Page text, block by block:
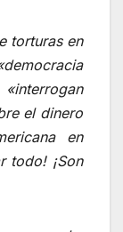
torturas en
el dinero
en
todo! ¡Son